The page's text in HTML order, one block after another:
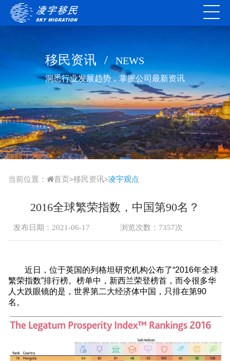
移民资讯 / NEWS
洞悉行业发展趋势，掌握公司最新资讯
当前位置： 首页>移民资讯>凌宇观点
2016全球繁荣指数，中国第90名？
发布日期：2021-06-17 浏览次数：7357次
近日，位于英国的列格坦研究机构公布了“2016年全球
繁荣指数”排行榜。榜单中，新西兰荣登榜首，而令很多华
人大跌眼镜的是，世界第二大经济体中国，只排在第90
名。